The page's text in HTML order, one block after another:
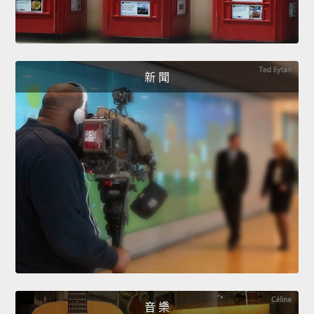
新 聞
音 樂